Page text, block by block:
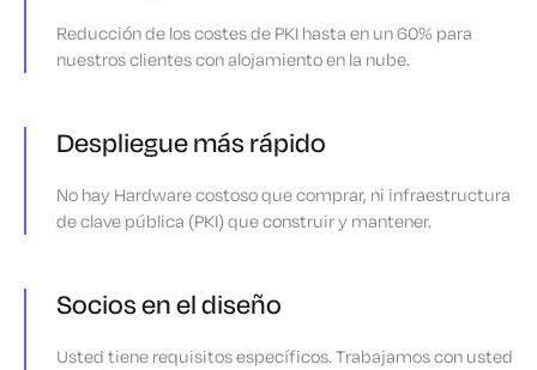
Reducción de los costes de PKI hasta en un 60% para
nuestros clientes con alojamiento en la nube.
Despliegue más rápido
No hay Hardware costoso que comprar, ni infraestructura
de clave pública (PKI) que construir y mantener.
Socios en el diseño
Usted tiene requisitos específicos. Trabajamos con usted